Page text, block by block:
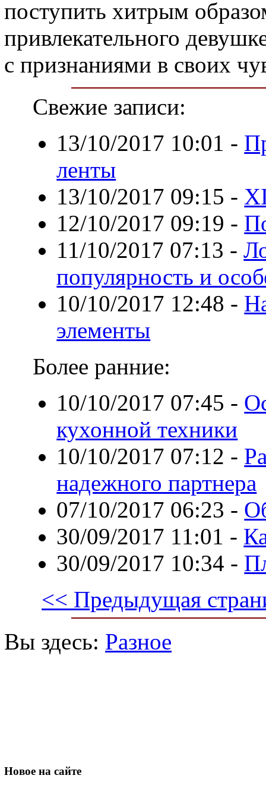
поступить хитрым
привлекательного
с признаниями в своих
Свежие записи:
13/10/2017 10:01 -
ленты
13/10/2017 09:15 -
12/10/2017 09:19 -
11/10/2017 07:13 -
популярность и
10/10/2017 12:48 -
элементы
Более ранние:
10/10/2017 07:45 -
кухонной техники
10/10/2017 07:12 -
надежного партнера
07/10/2017 06:23 -
30/09/2017 11:01 -
30/09/2017 10:34 -
<< Предыдущая
Вы здесь: Разное
Новое на сайте